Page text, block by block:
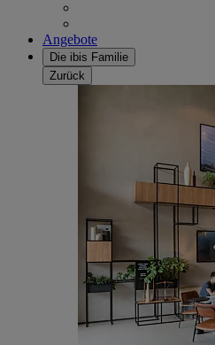
Angebote
Die ibis Familie
Zurück